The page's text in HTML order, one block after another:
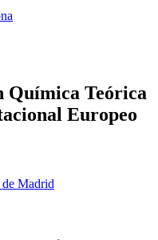
Química Teórica
Europeo
Madrid